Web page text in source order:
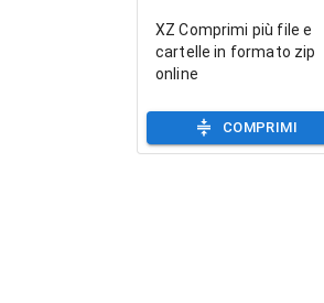
XZ Comprimi più file e
cartelle in formato zip
online
COMPRIMI